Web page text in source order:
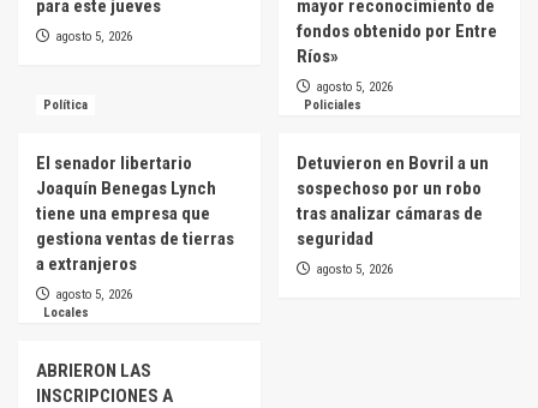
para este jueves
agosto 5, 2026
mayor reconocimiento de
fondos obtenido por Entre
Ríos»
agosto 5, 2026
Política
El senador libertario
Joaquín Benegas Lynch
tiene una empresa que
gestiona ventas de tierras
a extranjeros
agosto 5, 2026
Policiales
Detuvieron en Bovril a un
sospechoso por un robo
tras analizar cámaras de
seguridad
agosto 5, 2026
Locales
ABRIERON LAS
INSCRIPCIONES A